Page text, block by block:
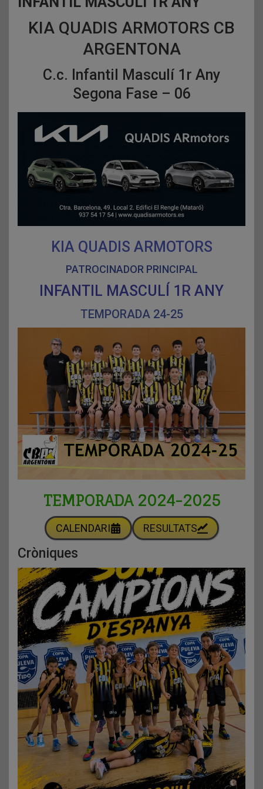
KIA QUADIS ARMOTORS CB
ARGENTONA
C.c. Infantil Masculí 1r Any
Segona Fase – 06
KIA QUADIS ARMOTORS
PATROCINADOR PRINCIPAL
INFANTIL MASCULÍ 1R ANY
TEMPORADA 24-25
TEMPORADA 2024-2025
CALENDARI RESULTATS
Cròniques